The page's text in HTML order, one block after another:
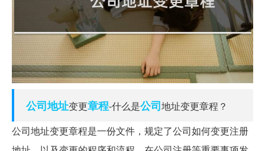
公司地址变更章程-什么是公司地址变更章程？
公司地址变更章程是一份文件，规定了公司如何变更注册